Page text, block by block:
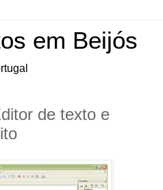
em Beijós
de texto e